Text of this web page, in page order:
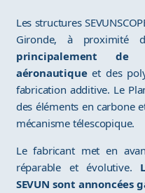
Les structures
Gironde, à proximité
principalement
aéronautiqueet des
fabrication additive. Le
des éléments en carbone
mécanisme télescopique.
Le fabricant met en
réparable et évolutive.
SEVUN sont annoncées